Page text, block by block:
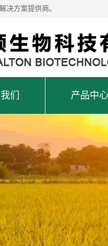
决方案提供商。
们 产品中心